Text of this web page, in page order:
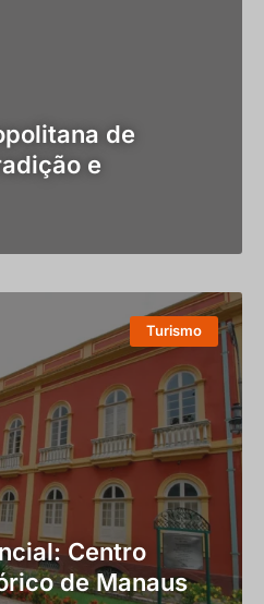
de
e
Turismo
Centro
de Manaus